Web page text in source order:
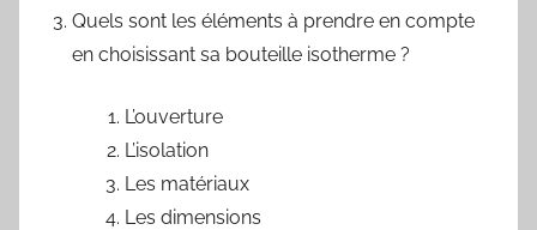
Quels sont les éléments à prendre en compte
en choisissant sa bouteille isotherme ?
L’ouverture
L’isolation
Les matériaux
Les dimensions